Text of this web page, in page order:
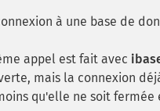
à une base de
appel est fait avec
mais la connexion
qu'elle ne soit